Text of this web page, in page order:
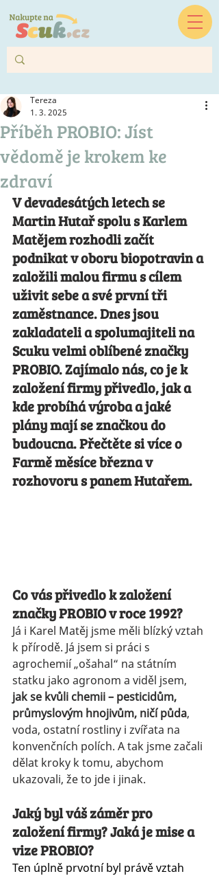
Příběh PROBIO: Jíst
vědomě je krokem ke
zdraví
Tereza
1. 3. 2025
V devadesátých letech se
Martin Hutař spolu s Karlem
Matějem rozhodli začít
podnikat v oboru biopotravin a
založili malou firmu s cílem
uživit sebe a své první tři
zaměstnance. Dnes jsou
zakladateli a spolumajiteli na
Scuku velmi oblíbené značky
PROBIO. Zajímalo nás, co je k
založení firmy přivedlo, jak a
kde probíhá výroba a jaké
plány mají se značkou do
budoucna. Přečtěte si více o
Farmě měsíce března v
rozhovoru s panem Hutařem.
Co vás přivedlo k založení
značky PROBIO v roce 1992?
Já i Karel Matěj jsme měli blízký vztah
k přírodě. Já jsem si práci s
agrochemií „ošahal“ na státním
statku jako agronom a viděl jsem,
jak se kvůli chemii – pesticidům,
průmyslovým hnojivům, ničí půda,
voda, ostatní rostliny i zvířata na
konvenčních polích. A tak jsme začali
dělat kroky k tomu, abychom
ukazovali, že to jde i jinak.
Jaký byl váš záměr pro
založení firmy? Jaká je mise a
vize PROBIO?
Ten úplně prvotní byl právě vztah